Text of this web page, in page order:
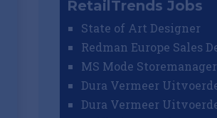
RetailTrends Jobs
State of Art Designer
MS Mode Storemanager